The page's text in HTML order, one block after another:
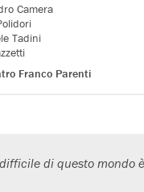
Camera
Tadini
Franco Parenti
di questo mondo